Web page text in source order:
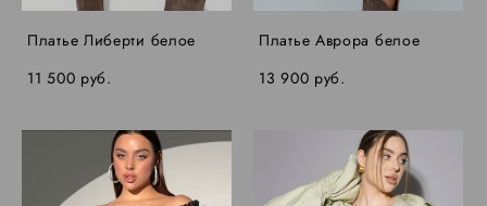
Платье Либерти белое
11 500 pуб.
Платье Аврора белое
13 900 pуб.